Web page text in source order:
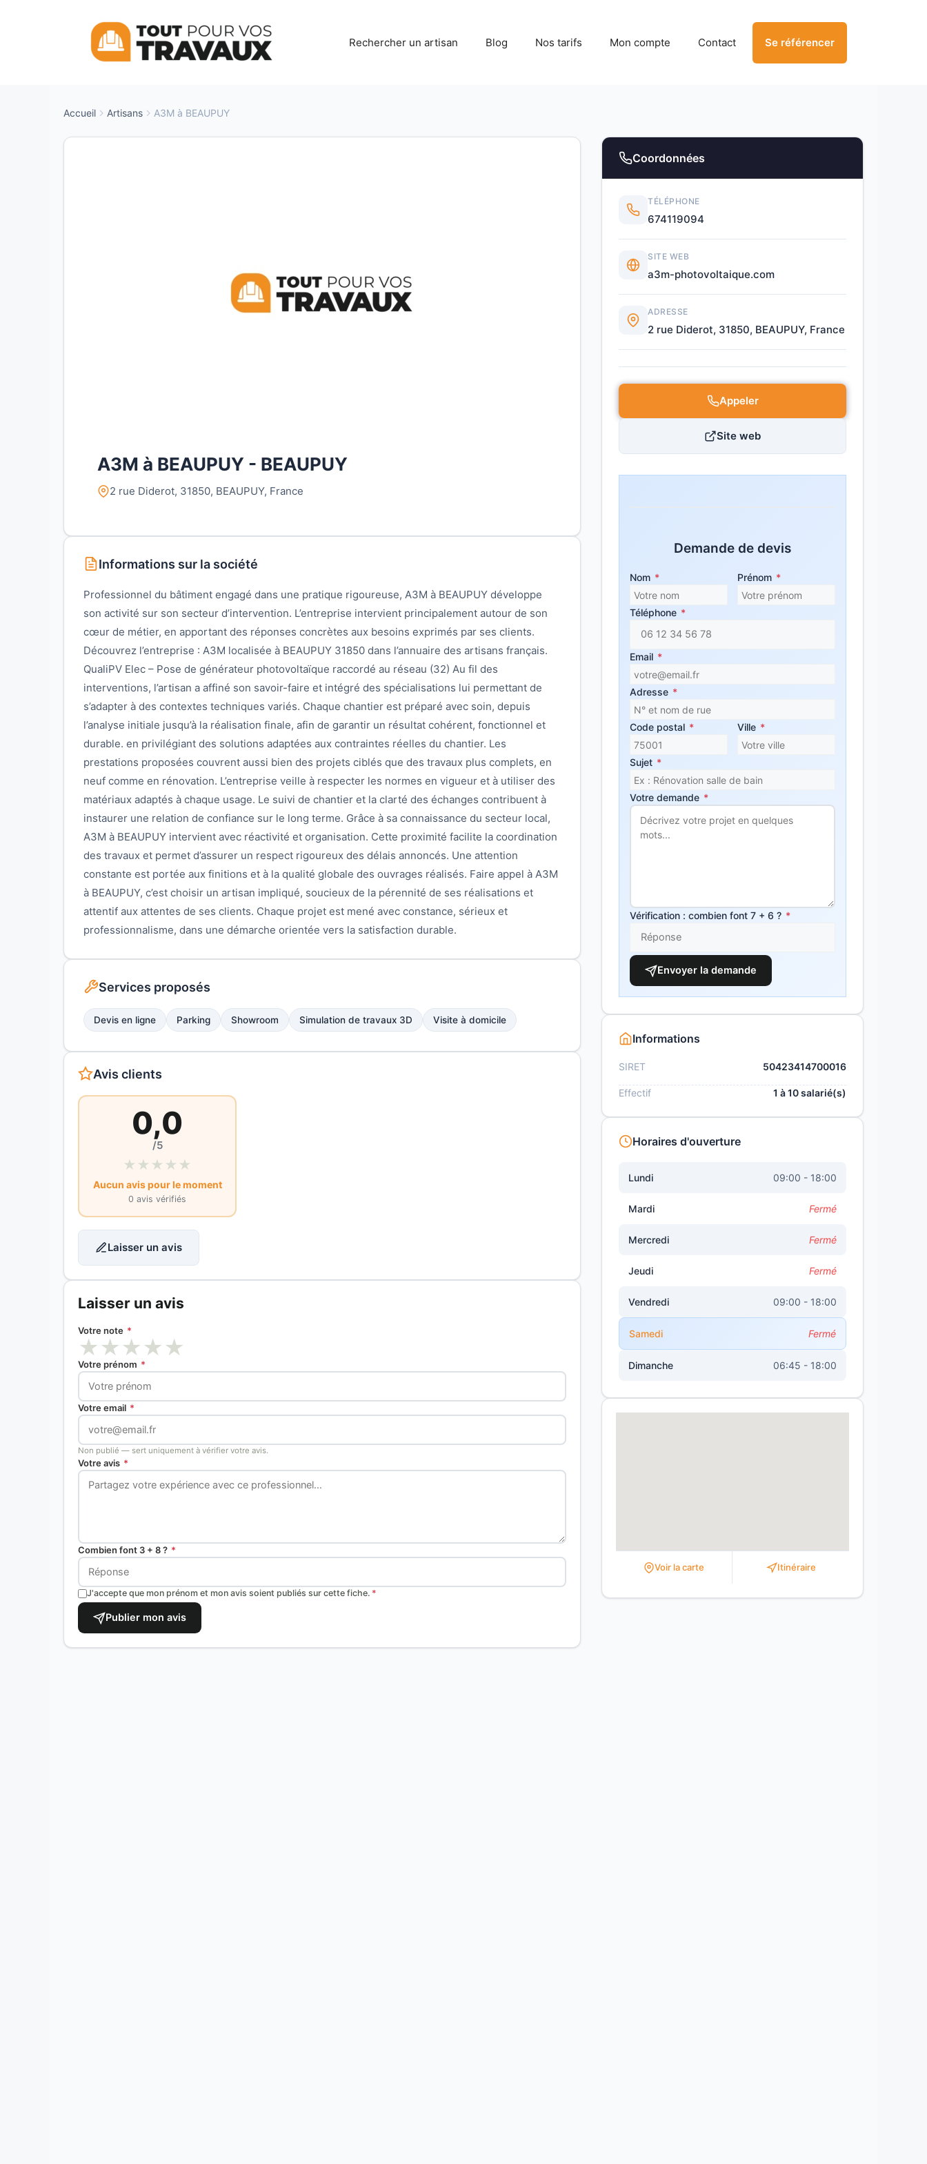
Rechercher un artisan Blog Nos tarifs Mon compte Contact Se référencer
Accueil Artisans A3M à BEAUPUY
A3M à BEAUPUY - BEAUPUY
2 rue Diderot, 31850, BEAUPUY, France
Informations sur la société
Professionnel du bâtiment engagé dans une pratique rigoureuse, A3M à BEAUPUY développe
son activité sur son secteur d’intervention. L’entreprise intervient principalement autour de son
cœur de métier, en apportant des réponses concrètes aux besoins exprimés par ses clients.
Découvrez l’entreprise : A3M localisée à BEAUPUY 31850 dans l’annuaire des artisans français.
QualiPV Elec – Pose de générateur photovoltaïque raccordé au réseau (32) Au fil des
interventions, l’artisan a affiné son savoir-faire et intégré des spécialisations lui permettant de
s’adapter à des contextes techniques variés. Chaque chantier est préparé avec soin, depuis
l’analyse initiale jusqu’à la réalisation finale, afin de garantir un résultat cohérent, fonctionnel et
durable. en privilégiant des solutions adaptées aux contraintes réelles du chantier. Les
prestations proposées couvrent aussi bien des projets ciblés que des travaux plus complets, en
neuf comme en rénovation. L’entreprise veille à respecter les normes en vigueur et à utiliser des
matériaux adaptés à chaque usage. Le suivi de chantier et la clarté des échanges contribuent à
instaurer une relation de confiance sur le long terme. Grâce à sa connaissance du secteur local,
A3M à BEAUPUY intervient avec réactivité et organisation. Cette proximité facilite la coordination
des travaux et permet d’assurer un respect rigoureux des délais annoncés. Une attention
constante est portée aux finitions et à la qualité globale des ouvrages réalisés. Faire appel à A3M
à BEAUPUY, c’est choisir un artisan impliqué, soucieux de la pérennité de ses réalisations et
attentif aux attentes de ses clients. Chaque projet est mené avec constance, sérieux et
professionnalisme, dans une démarche orientée vers la satisfaction durable.
Services proposés
Devis en ligne Parking Showroom Simulation de travaux 3D Visite à domicile
Avis clients
0,0
/5
★ ★ ★ ★ ★
Aucun avis pour le moment
0 avis vérifiés
Laisser un avis
Laisser un avis
Votre note *
★★★★★
Votre prénom *
Votre email *
Non publié — sert uniquement à vérifier votre avis.
Votre avis *
Combien font 3 + 8 ? *
J'accepte que mon prénom et mon avis soient publiés sur cette fiche. *
Publier mon avis
Coordonnées
TÉLÉPHONE
674119094
SITE WEB
a3m-photovoltaique.com
ADRESSE
2 rue Diderot, 31850, BEAUPUY, France
Appeler
Site web
Demande de devis
Nom * Prénom *
Téléphone *
Email *
Adresse *
Code postal * Ville *
Sujet *
Votre demande *
Vérification : combien font 7 + 6 ? *
Envoyer la demande
Informations
SIRET 50423414700016
Effectif 1 à 10 salarié(s)
Horaires d'ouverture
Lundi 09:00 - 18:00
Mardi Fermé
Mercredi Fermé
Jeudi Fermé
Vendredi 09:00 - 18:00
Samedi Fermé
Dimanche 06:45 - 18:00
Voir la carte Itinéraire